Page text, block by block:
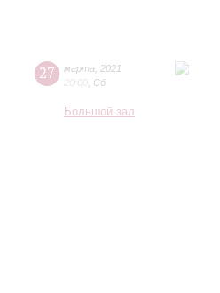
27 марта
2021
20:00 Сб
Большой зал